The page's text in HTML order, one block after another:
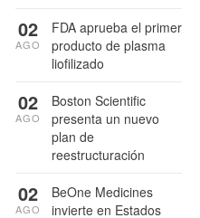
FDA aprueba el primer
producto de plasma
liofilizado
02
AGO
Boston Scientific
presenta un nuevo
plan de
reestructuración
02
AGO
BeOne Medicines
invierte en Estados
02
AGO